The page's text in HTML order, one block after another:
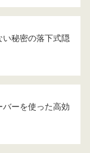
い秘密の落下式隠
ーを使った高効